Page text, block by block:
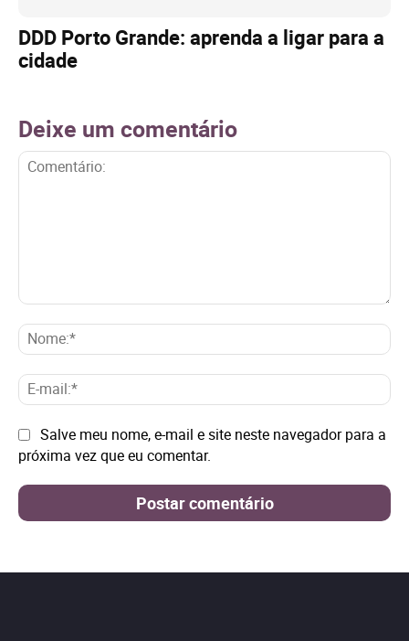
DDD Porto Grande: aprenda a ligar para a
cidade
Deixe um comentário
E-
Site: Salve meu nome, e-mail e site neste navegador para a
próxima vez que eu comentar.